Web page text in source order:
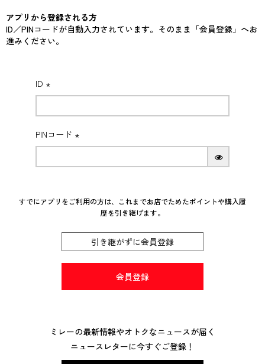
アプリから登録される方
ID／PINコードが自動入力されています。そのまま「会員登録」へお
進みください。
ID
(必
PINコード
(必
会員登録
引き継がずに会員登録
すでにアプリをご利用の方は、これまでお店でためたポイントや購入履
歴を引き継げます。
ミレーの最新情報やオトクなニュースが届く
ニュースレターに今すぐご登録！